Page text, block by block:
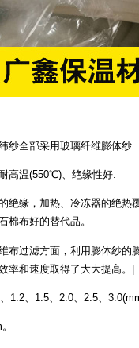
全部采用玻璃纤维膨体纱.
温(550℃)、绝缘性好.
缘，加热、冷冻器的绝热覆
棉布好的替代品。
过滤方面，利用膨体纱的
率和速度取得了大大提高。|
、1.5、2.0、2.5、